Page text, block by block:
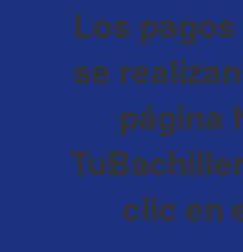
Los
se
página
clic en